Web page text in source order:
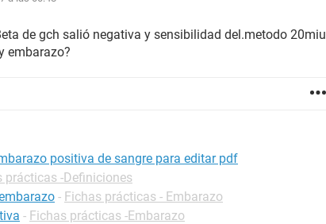
de gch salió negativa y sensibilidad del.metodo 20miu
embarazo?
positiva de sangre para editar pdf
prácticas -Definiciones
- Fichas prácticas - Embarazo
- Fichas prácticas -Embarazo